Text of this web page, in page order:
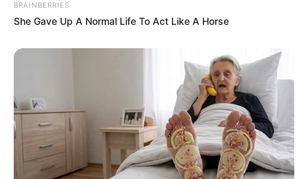
BRAINBERRIES
She Gave Up A Normal Life To Act Like A Horse